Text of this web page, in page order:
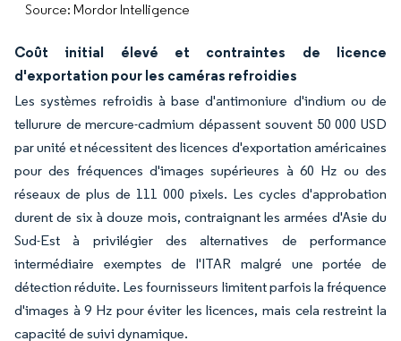
Source: Mordor Intelligence
Coût initial élevé et contraintes de licence
d'exportation pour les caméras refroidies
Les systèmes refroidis à base d'antimoniure d'indium ou de
tellurure de mercure-cadmium dépassent souvent 50 000 USD
par unité et nécessitent des licences d'exportation américaines
pour des fréquences d'images supérieures à 60 Hz ou des
réseaux de plus de 111 000 pixels. Les cycles d'approbation
durent de six à douze mois, contraignant les armées d'Asie du
Sud-Est à privilégier des alternatives de performance
intermédiaire exemptes de l'ITAR malgré une portée de
détection réduite. Les fournisseurs limitent parfois la fréquence
d'images à 9 Hz pour éviter les licences, mais cela restreint la
capacité de suivi dynamique.